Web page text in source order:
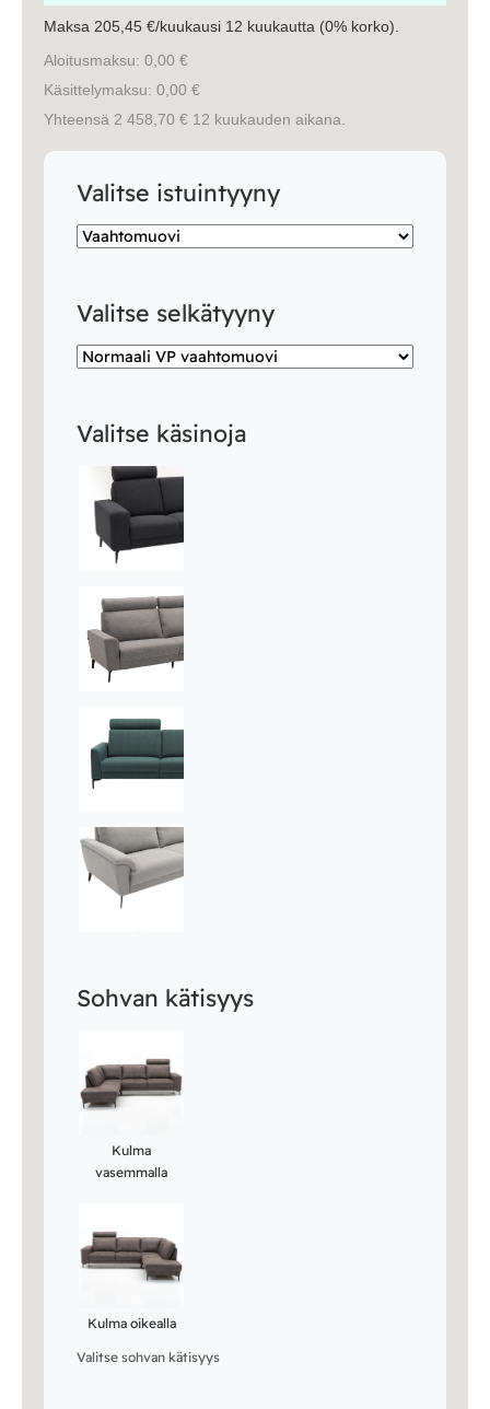
Maksa 205,45 €/kuukausi 12 kuukautta (0% korko).
Aloitusmaksu: 0,00 €
Käsittelymaksu: 0,00 €
Yhteensä 2 458,70 € 12 kuukauden aikana.
Valitse istuintyyny
Valitse selkätyyny
Valitse käsinoja
Sohvan kätisyys
Kulma
vasemmalla
Kulma oikealla
Valitse sohvan kätisyys